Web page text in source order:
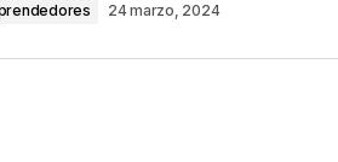
24 marzo, 2024